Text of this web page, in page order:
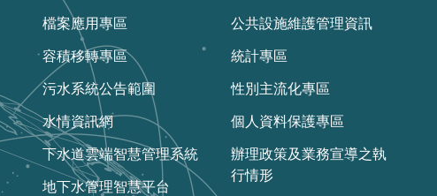
檔案應用專區
容積移轉專區
污水系統公告範圍
水情資訊網
下水道雲端智慧管理系統
地下水管理智慧平台
公共設施維護管理資訊
統計專區
性別主流化專區
個人資料保護專區
辦理政策及業務宣導之執
行情形